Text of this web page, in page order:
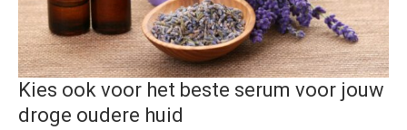
Kies ook voor het beste serum voor jouw
droge oudere huid